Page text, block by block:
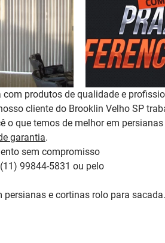
produtos de qualidade e
cliente do Brooklin Velho SP
o que temos de melhor em
garantia.
sem compromisso
99844-5831 ou pelo
e cortinas rolo para sacada.